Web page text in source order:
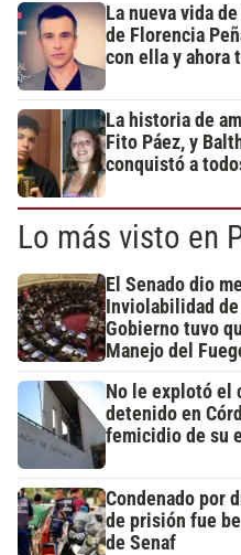
La nueva vida
de Florencia
con ella y ahora
La historia de
Fito Páez, y
conquistó a
Lo más visto en
El Senado dio
Inviolabilidad de
Gobierno tuvo
Manejo del
No le explotó el
detenido en
femicidio de su
Condenado por
de prisión fue
de Senaf